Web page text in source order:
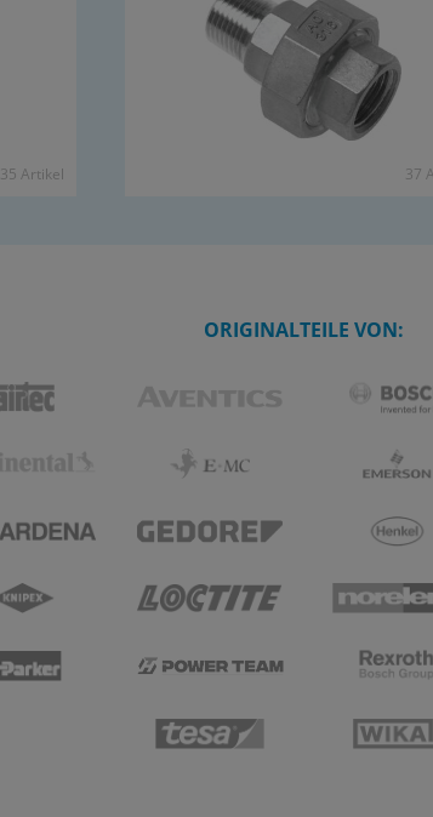
35 Ar­ti­kel 37
ORIGINALTEILE VON: